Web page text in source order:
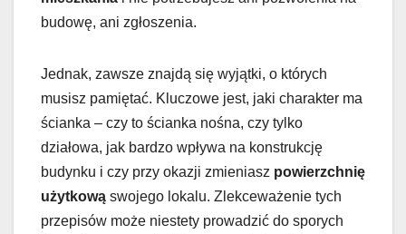
budowę, ani zgłoszenia.
Jednak, zawsze znajdą się wyjątki, o których
musisz pamiętać. Kluczowe jest, jaki charakter ma
ścianka – czy to ścianka nośna, czy tylko
działowa, jak bardzo wpływa na konstrukcję
budynku i czy przy okazji zmieniasz powierzchnię
użytkową swojego lokalu. Zlekceważenie tych
przepisów może niestety prowadzić do sporych